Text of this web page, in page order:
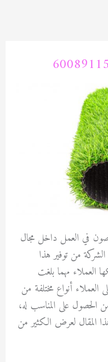
في العمل داخل مجال
من توفير هذا
العملاء مهما بلغت
أنواع مختلفة من
الحصول على المناسب له،
لعرض الكثير من